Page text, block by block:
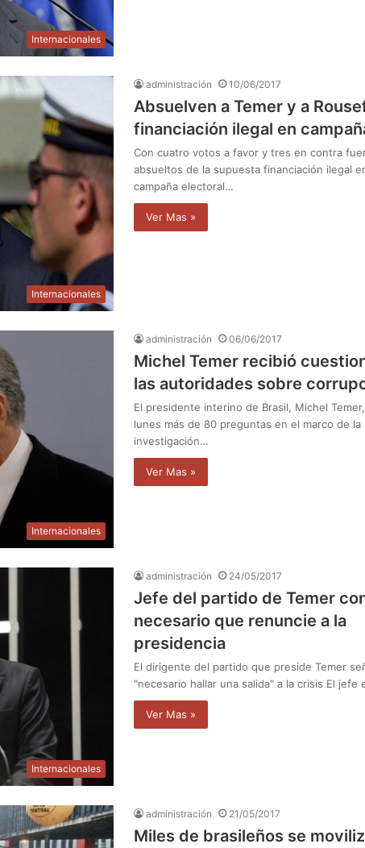
Internacionales
Internacionales
administración 10/06/2017
Absuelven a Temer y a
financiación ilegal en
Con cuatro votos a favor y tres en contra
absueltos de la supuesta financiación ilegal
campaña electoral…
Ver Mas »
Internacionales
administración 06/06/2017
Michel Temer recibió
las autoridades sobre
El presidente interino de Brasil, Michel
lunes más de 80 preguntas en el marco de la
investigación…
Ver Mas »
Internacionales
administración 24/05/2017
Jefe del partido de Temer
necesario que renuncie a la
presidencia
El dirigente del partido que preside Temer
"necesario hallar una salida" a la crisis El jefe
Ver Mas »
administración 21/05/2017
Miles de brasileños se